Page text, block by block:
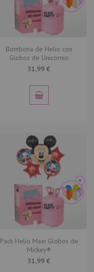
Bombona de Helio con
Globos de Unicornio
51,99 €
Pack Helio Maxi Globos de
Mickey®
51,99 €